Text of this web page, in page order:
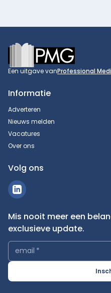
Footer
Een uitgave vanProfessional
Informatie
Adverteren
Nieuws melden
Vacatures
Over ons
Volg ons
Mis nooit meer een
exclusieve update.
email *